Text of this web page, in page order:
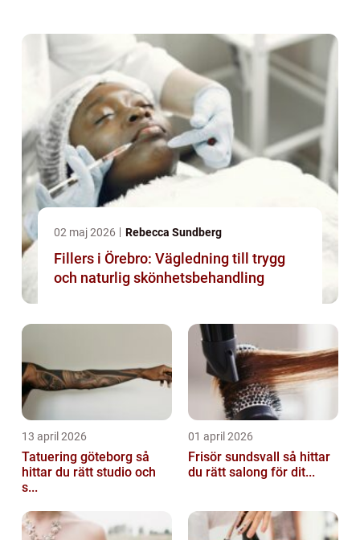
02 maj 2026 Rebecca Sundberg
Fillers i Örebro: Vägledning till trygg
och naturlig skönhetsbehandling
13 april 2026
Tatuering göteborg så
hittar du rätt studio och
s...
01 april 2026
Frisör sundsvall så hittar
du rätt salong för dit...